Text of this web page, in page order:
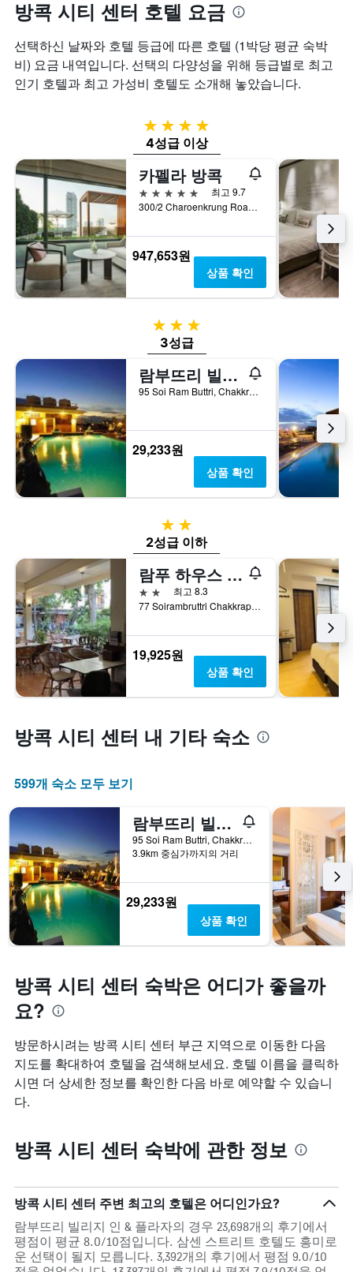
방콕 시티 센터 호텔 요금
선택하신 날짜와 호텔 등급에 따른 호텔 (1박당 평균 숙박
비) 요금 내역입니다. 선택의 다양성을 위해 등급별로 최고
인기 호텔과 최고 가성비 호텔도 소개해 놓았습니다.
4성급
4성급 이상
카펠라 방콕
5성급
최고 9.7
300/2 Charoenkrung Road, 방콕, 태국
947,653원
상품 확인
3성급
3성급
람부뜨리 빌리지 인 & 플라자
95 Soi Ram Buttri, Chakkra Phong Road, Phra Nakorn, 방콕, 태국
29,233원
상품 확인
2성급
2성급 이하
람푸 하우스 방콕
2성급
최고 8.3
77 Soirambruttri Chakkrapong Rd. Chanasongkarm Phranakorn Bangkok, 방콕, 태국
19,925원
상품 확인
방콕 시티 센터 내 기타 숙소
599개 숙소 모두 보기
람부뜨리 빌리지 인 & 플라자
95 Soi Ram Buttri, Chakkra Phong Road, Phra Nakorn, 방콕, 태국
3.9km 중심가까지의 거리
29,233원
상품 확인
방콕 시티 센터 숙박은 어디가 좋을까
요?
방문하시려는 방콕 시티 센터 부근 지역으로 이동한 다음
지도를 확대하여 호텔을 검색해보세요. 호텔 이름을 클릭하
시면 더 상세한 정보를 확인한 다음 바로 예약할 수 있습니
다.
방콕 시티 센터 숙박에 관한 정보
방콕 시티 센터 주변 최고의 호텔은 어디인가요?
람부뜨리 빌리지 인 & 플라자의 경우 23,698개의 후기에서
평점이 평균 8.0/10점입니다. 삼센 스트리트 호텔도 흥미로
운 선택이 될지 모릅니다. 3,392개의 후기에서 평점 9.0/10